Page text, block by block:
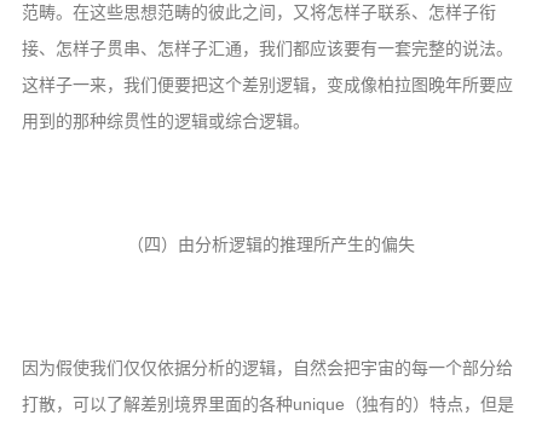
范畴。在这些思想范畴的彼此之间，又将怎样子联系、怎样子衔
接、怎样子贯串、怎样子汇通，我们都应该要有一套完整的说法。
这样子一来，我们便要把这个差别逻辑，变成像柏拉图晚年所要应
用到的那种综贯性的逻辑或综合逻辑。
（四）由分析逻辑的推理所产生的偏失
因为假使我们仅仅依据分析的逻辑，自然会把宇宙的每一个部分给
打散，可以了解差别境界里面的各种unique（独有的）特点，但是